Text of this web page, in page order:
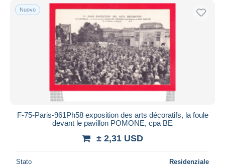
Nuovo
F-75-Paris-961Ph58 exposition des arts décoratifs, la foule
devant le pavillon POMONE, cpa BE
± 2,31 USD
Stato Residenziale